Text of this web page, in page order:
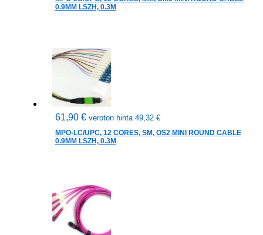
0.9MM LSZH, 0.3M
61,90 € veroton hinta 49,32 €
MPO-LC/UPC, 12 CORES, SM, OS2 MINI ROUND CABLE
0.9MM LSZH, 0.3M